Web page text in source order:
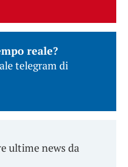
reale?
telegram di
ultime news da